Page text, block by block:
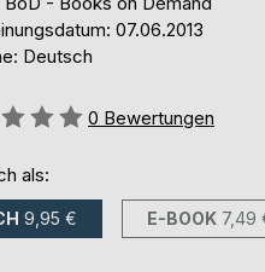
07.06.2013
Deutsch
0 Bewertungen
als:
9,95 € E-BOOK 7,49